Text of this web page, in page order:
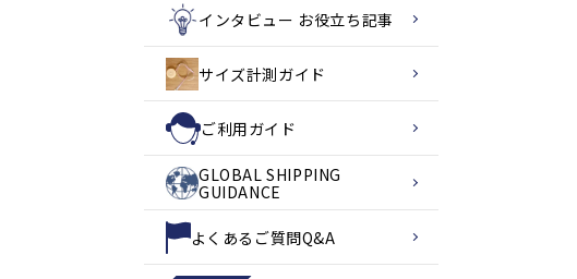
インタビュー お役立ち記事
サイズ計測ガイド
ご利用ガイド
GLOBAL SHIPPING
GUIDANCE
よくあるご質問Q&A